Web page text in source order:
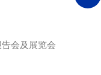
会及展览会